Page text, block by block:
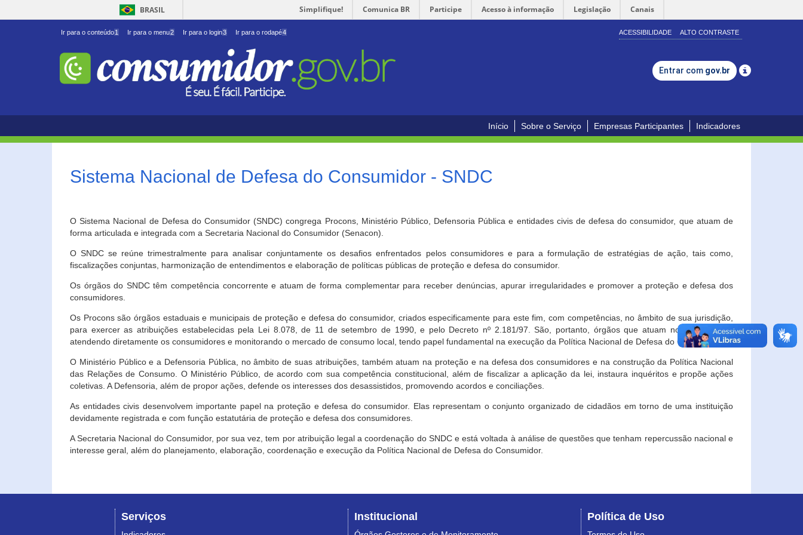
BRASIL Simplifique! Comunica BR Participe Acesso à informação Legislação Canais
Ir para o conteúdo1 Ir para o menu2 Ir para o login3 Ir para o rodapé4 ACESSIBILIDADE ALTO CONTRASTE
Entrar com gov.br
Início Sobre o Serviço Empresas Participantes Indicadores
Sistema Nacional de Defesa do Consumidor - SNDC
O Sistema Nacional de Defesa do Consumidor (SNDC) congrega Procons, Ministério Público, Defensoria Pública e entidades civis de defesa do consumidor, que atuam de
forma articulada e integrada com a Secretaria Nacional do Consumidor (Senacon).
O SNDC se reúne trimestralmente para analisar conjuntamente os desafios enfrentados pelos consumidores e para a formulação de estratégias de ação, tais como,
fiscalizações conjuntas, harmonização de entendimentos e elaboração de políticas públicas de proteção e defesa do consumidor.
Os órgãos do SNDC têm competência concorrente e atuam de forma complementar para receber denúncias, apurar irregularidades e promover a proteção e defesa dos
consumidores.
Os Procons são órgãos estaduais e municipais de proteção e defesa do consumidor, criados especificamente para este fim, com competências, no âmbito de sua jurisdição,
para exercer as atribuições estabelecidas pela Lei 8.078, de 11 de setembro de 1990, e pelo Decreto nº 2.181/97. São, portanto, órgãos que atuam no âmbito local,
atendendo diretamente os consumidores e monitorando o mercado de consumo local, tendo papel fundamental na execução da Política Nacional de Defesa do Consumidor.
O Ministério Público e a Defensoria Pública, no âmbito de suas atribuições, também atuam na proteção e na defesa dos consumidores e na construção da Política Nacional
das Relações de Consumo. O Ministério Público, de acordo com sua competência constitucional, além de fiscalizar a aplicação da lei, instaura inquéritos e propõe ações
coletivas. A Defensoria, além de propor ações, defende os interesses dos desassistidos, promovendo acordos e conciliações.
As entidades civis desenvolvem importante papel na proteção e defesa do consumidor. Elas representam o conjunto organizado de cidadãos em torno de uma instituição
devidamente registrada e com função estatutária de proteção e defesa dos consumidores.
A Secretaria Nacional do Consumidor, por sua vez, tem por atribuição legal a coordenação do SNDC e está voltada à análise de questões que tenham repercussão nacional e
interesse geral, além do planejamento, elaboração, coordenação e execução da Política Nacional de Defesa do Consumidor.
Serviços Institucional Política de Uso